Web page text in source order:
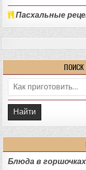
Пасхальные
ПОИСК
Поиск:
Блюда в горшочках